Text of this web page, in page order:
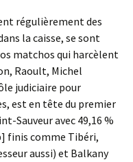
régulièrement des
la caisse, se sont
matchos qui harcèlent
Raoult, Michel
judiciaire pour
est en tête du premier
Sauveur avec 49,16 %
finis comme Tibéri,
aussi) et Balkany